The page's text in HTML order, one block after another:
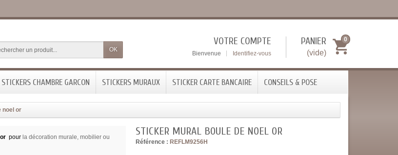
OK
PANIER
(vide)
0
VOTRE COMPTE
Bienvenue Identifiez-vous
STICKERS CHAMBRE GARCON STICKERS MURAUX STICKER CARTE BANCAIRE CONSEILS & POSE
noel or
STICKER MURAL BOULE DE NOEL OR
Référence : REFLM9256H
orpour la décoration murale, mobilier ou